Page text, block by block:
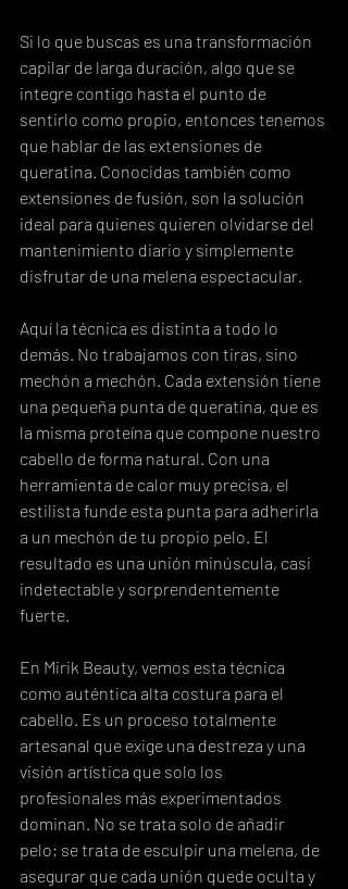
Si lo que buscas es una transformación
capilar de larga duración, algo que se
integre contigo hasta el punto de
sentirlo como propio, entonces tenemos
que hablar de las extensiones de
queratina. Conocidas también como
extensiones de fusión, son la solución
ideal para quienes quieren olvidarse del
mantenimiento diario y simplemente
disfrutar de una melena espectacular.
Aquí la técnica es distinta a todo lo
demás. No trabajamos con tiras, sino
mechón a mechón. Cada extensión tiene
una pequeña punta de queratina, que es
la misma proteína que compone nuestro
cabello de forma natural. Con una
herramienta de calor muy precisa, el
estilista funde esta punta para adherirla
a un mechón de tu propio pelo. El
resultado es una unión minúscula, casi
indetectable y sorprendentemente
fuerte.
En Mirik Beauty, vemos esta técnica
como auténtica alta costura para el
cabello. Es un proceso totalmente
artesanal que exige una destreza y una
visión artística que solo los
profesionales más experimentados
dominan. No se trata solo de añadir
pelo; se trata de esculpir una melena, de
asegurar que cada unión quede oculta y